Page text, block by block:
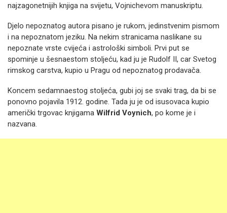
najzagonetnijih knjiga na svijetu, Vojnichevom manuskriptu.
Djelo nepoznatog autora pisano je rukom, jedinstvenim pismom
i na nepoznatom jeziku. Na nekim stranicama naslikane su
nepoznate vrste cvijeća i astrološki simboli. Prvi put se
spominje u šesnaestom stoljeću, kad ju je Rudolf II, car Svetog
rimskog carstva, kupio u Pragu od nepoznatog prodavača.
Koncem sedamnaestog stoljeća, gubi joj se svaki trag, da bi se
ponovno pojavila 1912. godine. Tada ju je od isusovaca kupio
američki trgovac knjigama Wilfrid Voynich, po kome je i
nazvana.